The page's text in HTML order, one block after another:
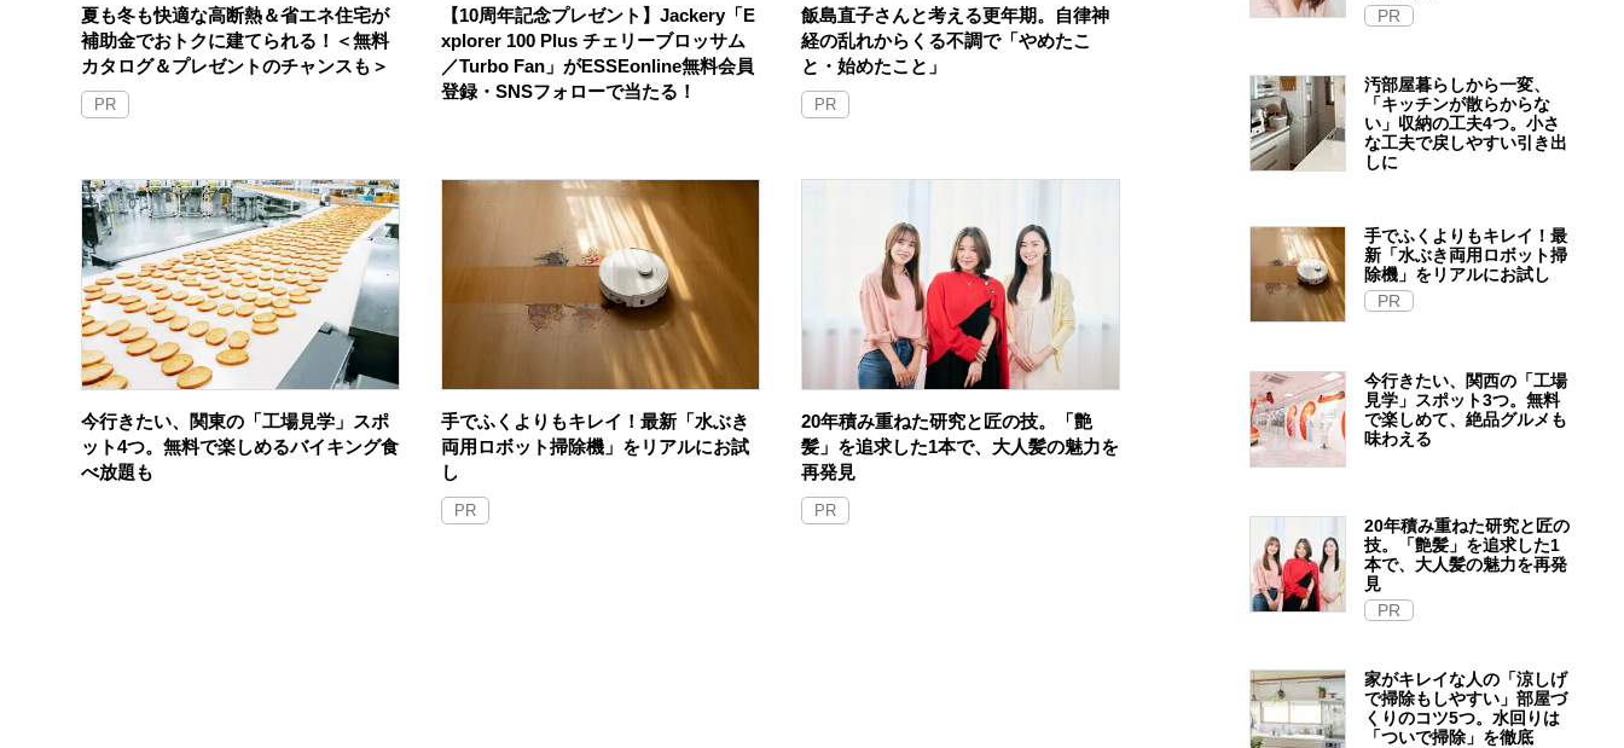
夏も冬も快適な高断熱＆省エネ住宅が
補助金でおトクに建てられる！＜無料
カタログ＆プレゼントのチャンスも＞
PR
【10周年記念プレゼント】Jackery「E
xplorer 100 Plus チェリーブロッサム
／Turbo Fan」がESSEonline無料会員
登録・SNSフォローで当たる！
飯島直子さんと考える更年期。自律神
経の乱れからくる不調で「やめたこ
と・始めたこと」
PR
今行きたい、関東の「工場見学」スポ
ット4つ。無料で楽しめるバイキング食
べ放題も
手でふくよりもキレイ！最新「水ぶき
両用ロボット掃除機」をリアルにお試
し
PR
20年積み重ねた研究と匠の技。「艶
髪」を追求した1本で、大人髪の魅力を
再発見
PR
PR
汚部屋暮らしから一変、
「キッチンが散らからな
い」収納の工夫4つ。小さ
な工夫で戻しやすい引き出
しに
手でふくよりもキレイ！最
新「水ぶき両用ロボット掃
除機」をリアルにお試し
PR
今行きたい、関西の「工場
見学」スポット3つ。無料
で楽しめて、絶品グルメも
味わえる
20年積み重ねた研究と匠の
技。「艶髪」を追求した1
本で、大人髪の魅力を再発
見
PR
家がキレイな人の「涼しげ
で掃除もしやすい」部屋づ
くりのコツ5つ。水回りは
「ついで掃除」を徹底